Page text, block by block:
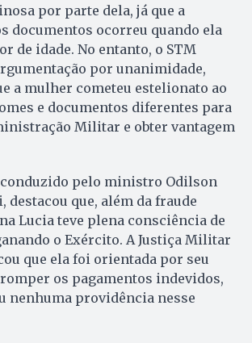
por parte dela, já que a
documentos ocorreu quando ela
de idade. No entanto, o STM
por unanimidade,
a mulher cometeu estelionato ao
e documentos diferentes para
Militar e obter vantagem
pelo ministro Odilson
destacou que, além da fraude
Lucia teve plena consciência de
o Exército. A Justiça Militar
que ela foi orientada por seu
os pagamentos indevidos,
nenhuma providência nesse